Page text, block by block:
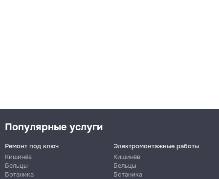
Популярные услуги
Ремонт под ключ
Кишинёв
Бельцы
Ботаника
Электромонтажные работы
Кишинёв
Бельцы
Ботаника